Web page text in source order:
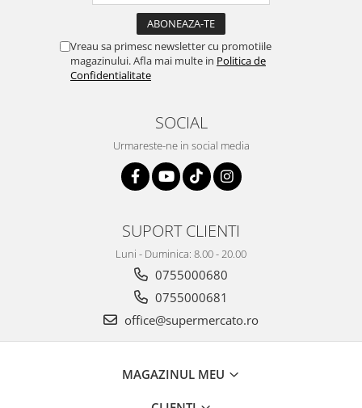
Vreau sa primesc newsletter cu promotiile
magazinului. Afla mai multe in Politica de
Confidentialitate
SOCIAL
Urmareste-ne in social media
SUPORT CLIENTI
Luni - Duminica: 8.00 - 20.00
0755000680
0755000681
office@supermercato.ro
MAGAZINUL MEU